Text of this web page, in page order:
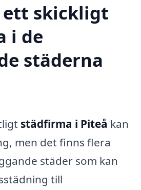
ett skickligt
i de
städerna
städfirma i Piteå kan
men det finns flera
städer som kan
till